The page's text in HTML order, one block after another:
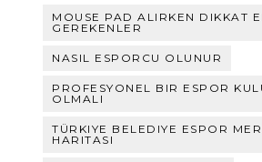
MOUSE PAD ALIRKEN DIKKAT
GEREKENLER
NASIL ESPORCU OLUNUR
PROFESYONEL BIR ESPOR
OLMALI
TÜRKIYE BELEDIYE ESPOR
HARITASI